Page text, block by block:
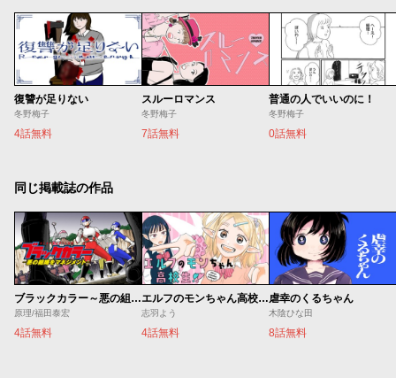
復讐が足りない
冬野梅子
4話無料
スルーロマンス
冬野梅子
7話無料
普通の人でいいのに！
冬野梅子
0話無料
同じ掲載誌の作品
ブラックカラー～悪の組織をマネジメント～
原理/福田泰宏
4話無料
エルフのモンちゃん高校生!!
志羽よう
4話無料
虐幸のくるちゃん
木陰ひな田
8話無料